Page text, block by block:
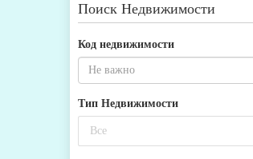
Поиск Недвижимости
Код недвижимости
Тип Недвижимости
Все